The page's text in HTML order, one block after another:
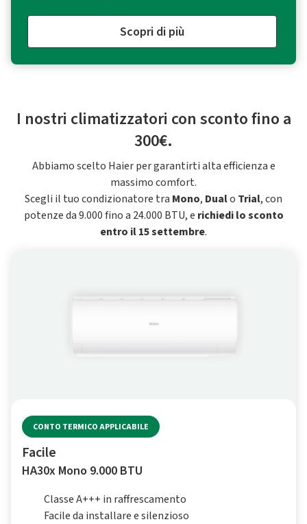
Scopri di più
I nostri climatizzatori con sconto fino a
300€.
Abbiamo scelto Haier per garantirti alta efficienza e
massimo comfort.
Scegli il tuo condizionatore tra Mono, Dualo Trial, con
potenze da 9.000 fino a 24.000 BTU, e richiedi lo sconto
entro il 15 settembre.
CONTO TERMICO APPLICABILE
Facile
HA30x Mono 9.000 BTU
Classe A+++ in raffrescamento
Facile da installare e silenzioso